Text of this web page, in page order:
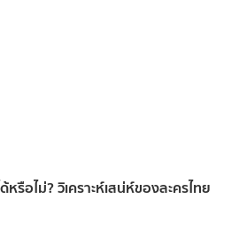
รือไม่? วิเคราะห์เสน่ห์ของละครไทย